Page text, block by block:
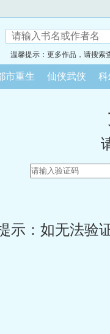
温馨提示：更多作品，请搜索
市重生 仙侠武侠 科
示：如无法验